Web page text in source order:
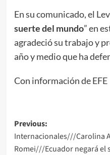
En su comunicado, el
suerte del mundo” en
agradeció su trabajo y
año y medio que ha
Con información de EFE
Post
navigation
Previous:
Internacionales///Carolina
Romei///Ecuador negará el